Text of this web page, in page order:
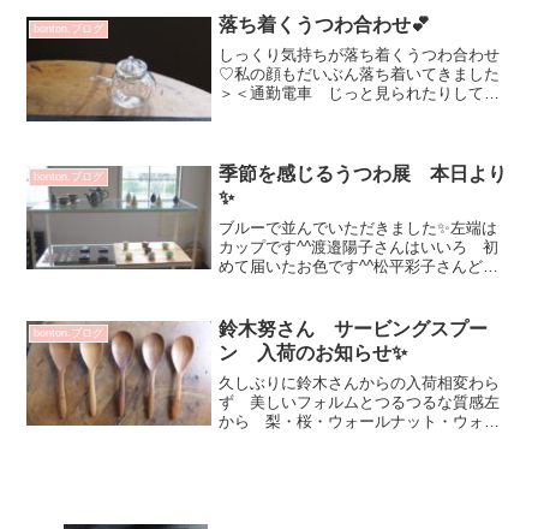
終日18：00坂井千尋 展 初日...
bonton.ブログ 落ち着くうつわ合わせ💕
しっくり気持ちが落ち着くうつわ合わせ
♡私の顔もだいぶん落ち着いてきました
＞＜通勤電車 じっと見られたりしてま
SONY好きなんだけ...
bonton.ブログ
季節を感じるうつわ展 本日より
✨
ブルーで並んでいただきました✨左端は
カップです^^渡邉陽子さんはいいろ 初
めて届いたお色です^^松平彩子さんどん
ん 色々と楽しく使いやすい作品沢山届
いています✨マグカ...
bonton.ブログ
鈴木努さん サービングスプー
ン 入荷のお知らせ✨
久しぶりに鈴木さんからの入荷相変わら
ず 美しいフォルムとつるつるな質感左
から 梨・桜・ウォールナット・ウォー